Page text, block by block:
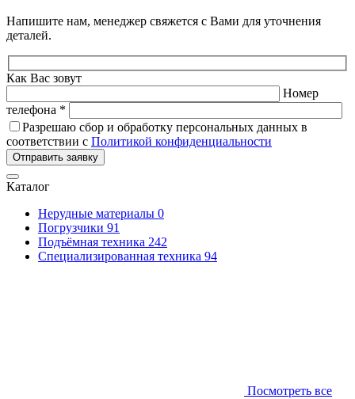
Напишите нам, менеджер свяжется с Вами для уточнения
деталей.
Как Вас зовут
Номер
телефона *
Разрешаю сбор и обработку персональных данных в
соответствии с Политикой конфиденциальности
Отправить заявку
Каталог
Нерудные материалы 0
Погрузчики 91
Подъёмная техника 242
Специализированная техника 94
Посмотреть все